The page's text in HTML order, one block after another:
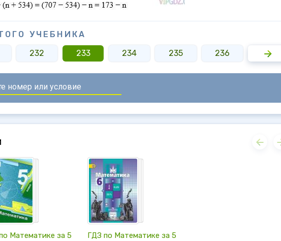
УЧЕБНИКА
232 233 234 235 236 237
Математике за 5
ГДЗ по Математике за 5